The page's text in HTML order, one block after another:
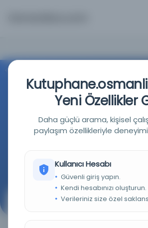
Kaynağa git
Maarif 1270/445/0013
Yeni Özellikler
Daha güçlü arama, kişisel
paylaşım özellikleriyle
Kullanıcı Hesabı
Güvenli giriş yapın.
Kendi hesabınızı oluşturun.
Verileriniz size özel